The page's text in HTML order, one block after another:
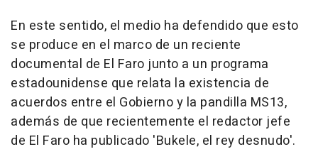
En este sentido, el medio ha defendido que esto
se produce en el marco de un reciente
documental de El Faro junto a un programa
estadounidense que relata la existencia de
acuerdos entre el Gobierno y la pandilla MS13,
además de que recientemente el redactor jefe
de El Faro ha publicado 'Bukele, el rey desnudo'.